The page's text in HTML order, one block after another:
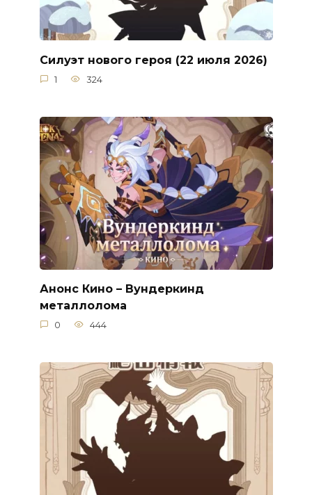
Силуэт нового героя (22 июля 2026)
1 324
Анонс Кино – Вундеркинд
металлолома
0 444